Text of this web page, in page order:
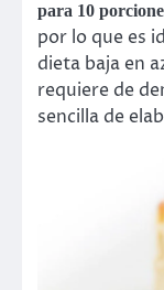
para 10 porcione
por lo que es
dieta baja en
requiere de
sencilla de